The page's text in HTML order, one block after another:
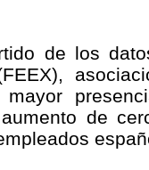
de los
de